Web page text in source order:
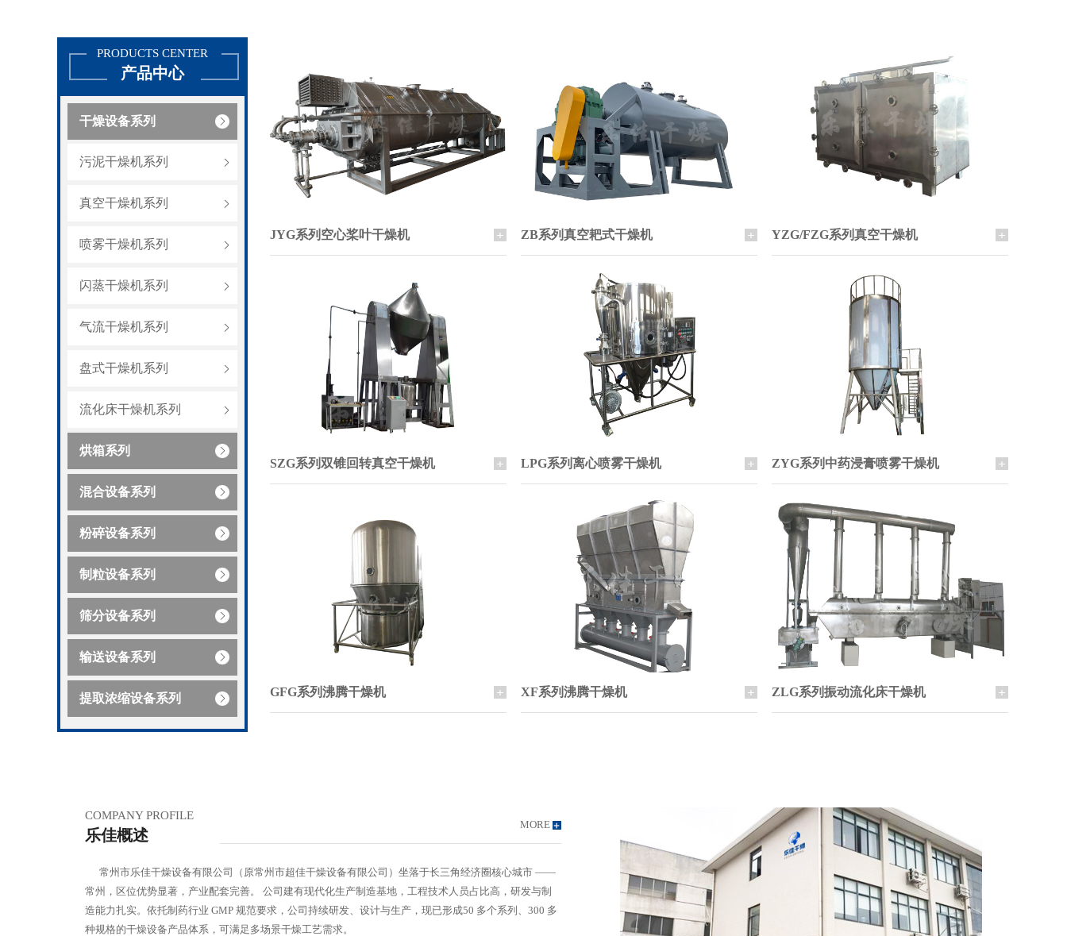
PRODUCTS CENTER
产品中心
干燥设备系列
污泥干燥机系列
真空干燥机系列
喷雾干燥机系列
闪蒸干燥机系列
气流干燥机系列
盘式干燥机系列
流化床干燥机系列
烘箱系列
混合设备系列
粉碎设备系列
制粒设备系列
筛分设备系列
输送设备系列
提取浓缩设备系列
JYG系列空心桨叶干燥机 ZB系列真空耙式干燥机 YZG/FZG系列真空干燥机
SZG系列双锥回转真空干燥机 LPG系列离心喷雾干燥机 ZYG系列中药浸膏喷雾干燥机
GFG系列沸腾干燥机 XF系列沸腾干燥机 ZLG系列振动流化床干燥机
MORE
COMPANY PROFILE
乐佳概述
常州市乐佳干燥设备有限公司（原常州市超佳干燥设备有限公司）坐落于长三角经济圈核心城市 ——
常州，区位优势显著，产业配套完善。 公司建有现代化生产制造基地，工程技术人员占比高，研发与制
造能力扎实。依托制药行业 GMP 规范要求，公司持续研发、设计与生产，现已形成50 多个系列、300 多
种规格的干燥设备产品体系，可满足多场景干燥工艺需求。